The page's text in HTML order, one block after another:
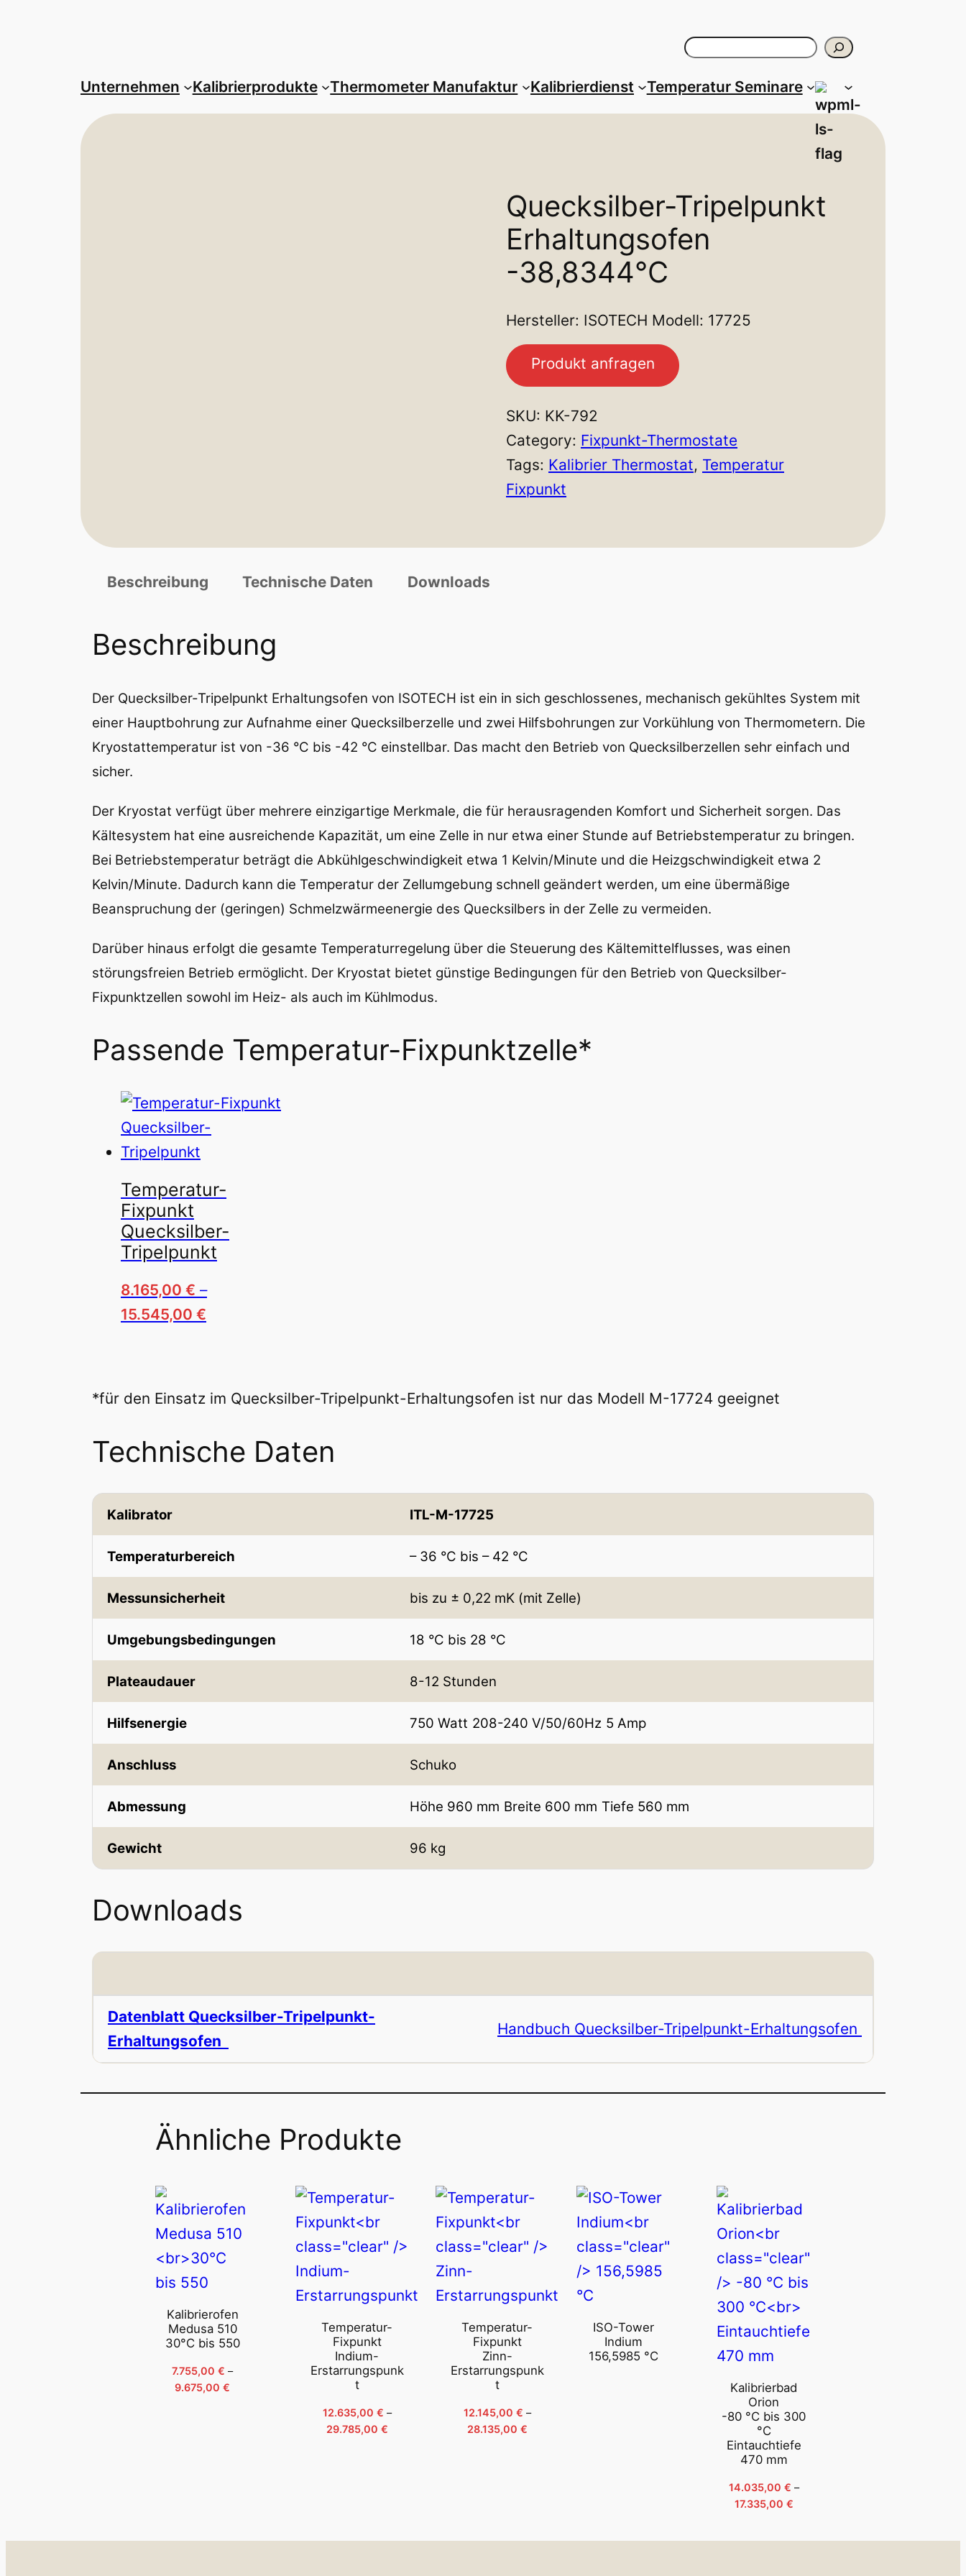
Suchen
Unternehmen Kalibrierprodukte Thermometer Manufaktur Kalibrierdienst Temperatur Seminare
Quecksilber-Tripelpunkt
Erhaltungsofen
-38,8344°C
Hersteller: ISOTECH Modell: 17725
Produkt anfragen
SKU: KK-792
Category: Fixpunkt-Thermostate
Tags: Kalibrier Thermostat, Temperatur
Fixpunkt
Beschreibung Technische Daten Downloads
Beschreibung
Der Quecksilber-Tripelpunkt Erhaltungsofen von ISOTECH ist ein in sich geschlossenes, mechanisch gekühltes System mit
einer Hauptbohrung zur Aufnahme einer Quecksilberzelle und zwei Hilfsbohrungen zur Vorkühlung von Thermometern. Die
Kryostattemperatur ist von -36 °C bis -42 °C einstellbar. Das macht den Betrieb von Quecksilberzellen sehr einfach und
sicher.
Der Kryostat verfügt über mehrere einzigartige Merkmale, die für herausragenden Komfort und Sicherheit sorgen. Das
Kältesystem hat eine ausreichende Kapazität, um eine Zelle in nur etwa einer Stunde auf Betriebstemperatur zu bringen.
Bei Betriebstemperatur beträgt die Abkühlgeschwindigkeit etwa 1 Kelvin/Minute und die Heizgschwindigkeit etwa 2
Kelvin/Minute. Dadurch kann die Temperatur der Zellumgebung schnell geändert werden, um eine übermäßige
Beanspruchung der (geringen) Schmelzwärmeenergie des Quecksilbers in der Zelle zu vermeiden.
Darüber hinaus erfolgt die gesamte Temperaturregelung über die Steuerung des Kältemittelflusses, was einen
störungsfreien Betrieb ermöglicht. Der Kryostat bietet günstige Bedingungen für den Betrieb von Quecksilber-
Fixpunktzellen sowohl im Heiz- als auch im Kühlmodus.
Passende Temperatur-Fixpunktzelle*
Temperatur-
Fixpunkt
Quecksilber-
Tripelpunkt
8.165,00 € –
15.545,00 €
Varianten
Die
auf
der
Produktseite
gewählt
werden
*für den Einsatz im Quecksilber-Tripelpunkt-Erhaltungsofen ist nur das Modell M-17724 geeignet
Technische Daten
Kalibrator ITL-M-17725
Temperaturbereich – 36 °C bis – 42 °C
Messunsicherheit bis zu ± 0,22 mK (mit Zelle)
Umgebungsbedingungen 18 °C bis 28 °C
Plateaudauer 8-12 Stunden
Hilfsenergie 750 Watt 208-240 V/50/60Hz 5 Amp
Anschluss Schuko
Abmessung Höhe 960 mm Breite 600 mm Tiefe 560 mm
Gewicht 96 kg
Downloads
Datenblatt Quecksilber-Tripelpunkt-
Erhaltungsofen
Handbuch Quecksilber-Tripelpunkt-Erhaltungsofen
Ähnliche Produkte
Kalibrierofen
Medusa 510
30°C bis 550
7.755,00€ –
9.675,00€
Temperatur-
Fixpunkt
Indium-
Erstarrungspunk
t
12.635,00 € –
29.785,00 €Preisspanne:
Temperatur-
Fixpunkt
Zinn-
Erstarrungspunk
t
12.145,00 € –
28.135,00 €Preisspanne:
ISO-Tower
Indium
156,5985 °C
Kalibrierbad
Orion
-80 °C bis 300
°C
Eintauchtiefe
470 mm
14.035,00 € –
17.335,00 €Preisspanne: